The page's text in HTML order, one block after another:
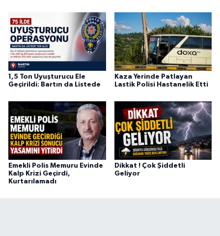
1,5 Ton Uyuşturucu Ele
Geçirildi: Bartın da Listede
Kaza Yerinde Patlayan
Lastik Polisi Hastanelik Etti
Emekli Polis Memuru Evinde
Kalp Krizi Geçirdi,
Kurtarılamadı
Dikkat ! Çok Şiddetli
Geliyor